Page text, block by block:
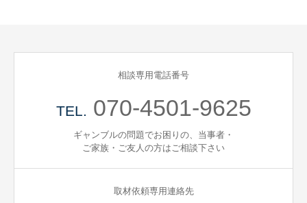
相談専用電話番号
TEL. 070-4501-9625
ギャンブルの問題でお困りの、当事者・
ご家族・ご友人の方はご相談下さい
取材依頼専用連絡先